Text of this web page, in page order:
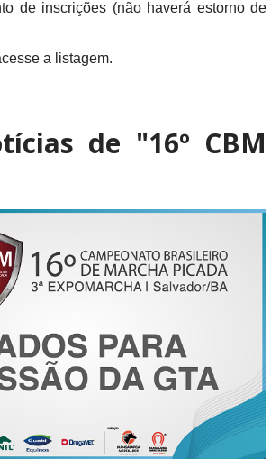
de inscrições (não haverá estorno de
a listagem.
de "16º CBM